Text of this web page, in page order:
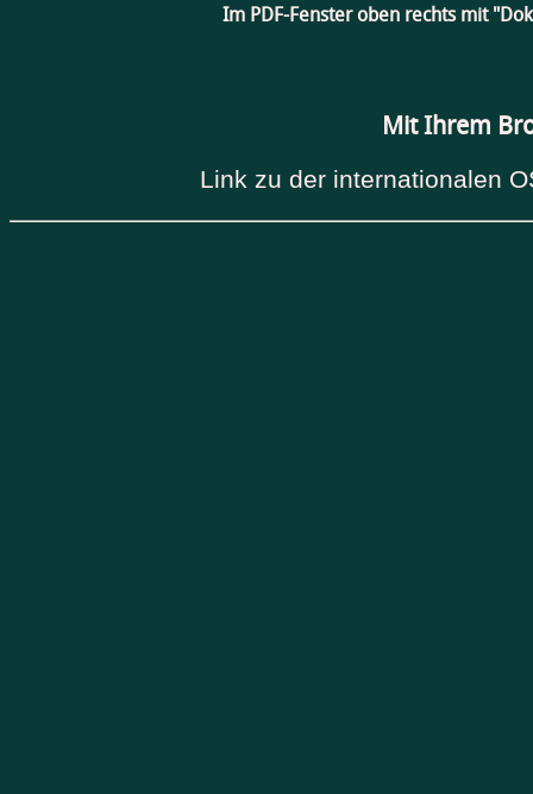
Im PDF-Fenster oben rechts mit
Mit Ihrem
Link zu der internationalen